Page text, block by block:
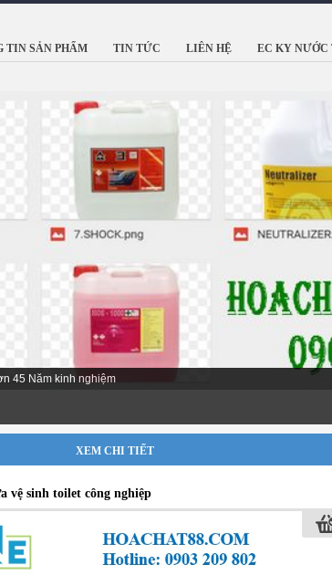
TIN SẢN PHẨM TIN TỨC LIÊN HỆ EC KY NƯỚC
45 Năm kinh nghiệm
XEM CHI TIẾT
vệ sinh toilet công nghiệp